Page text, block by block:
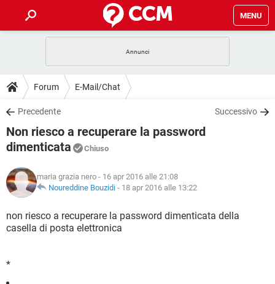
MENU
INTRATTENIMENTO
iOS
INSTAGRAM WHATSAPP
TIKTOK
HARDWARE
GUIDE
COVID-19
iOS
TIKTOK FACEBOOK
DOWNLOAD
COVID-19 GAMING
INTRATTENIMENTO
iOS WINDOWS 10
INSTAGRAM
TIKTOK FACEBOOK
FORUM
INTRATTENIMENTO ANDROID
INSTAGRAM
GLOSSARIO
COVID-19
INTRATTENIMENTO ANDROID
Forum E-Mail/Chat
Precedente Successivo
Non riesco a recuperare la password
dimenticata
Chiuso
maria grazia nero - 16 apr 2016 alle 21:08
Noureddine Bouzidi - 18 apr 2016 alle 13:22
non riesco a recuperare la password dimenticata della
casella di posta elettronica
*